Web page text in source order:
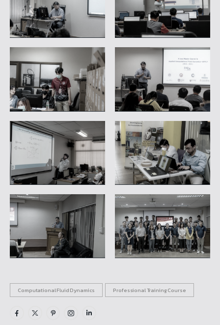
Computational Fluid Dynamics Professional Training Course